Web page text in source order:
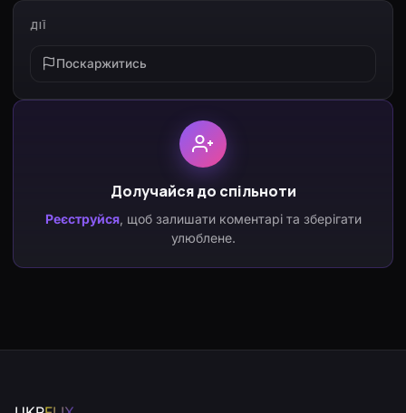
ДІЇ
Поскаржитись
Долучайся до спільноти
Реєструйся, щоб залишати коментарі та зберігати
улюблене.